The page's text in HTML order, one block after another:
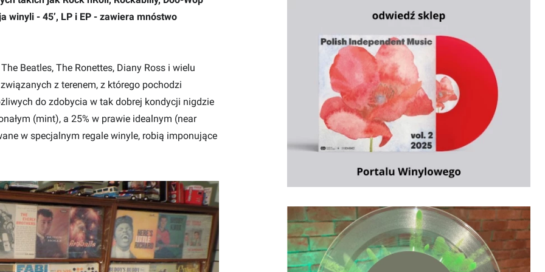
winyli - 45’, LP i EP - zawiera mnóstwo
Beatles, The Ronettes, Diany Ross i wielu
z terenem, z którego pochodzi
do zdobycia w tak dobrej kondycji nigdzie
(mint), a 25% w prawie idealnym (near
w specjalnym regale winyle, robią imponujące